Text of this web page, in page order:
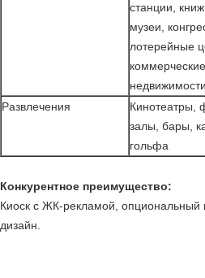
станции,
музеи,
лотерейные
Развлечения
Кинотеатры,
залы, бары,
гольфа
Конкурентное преимущество:
Киоск с ЖК-рекламой, опциональный
дизайн.